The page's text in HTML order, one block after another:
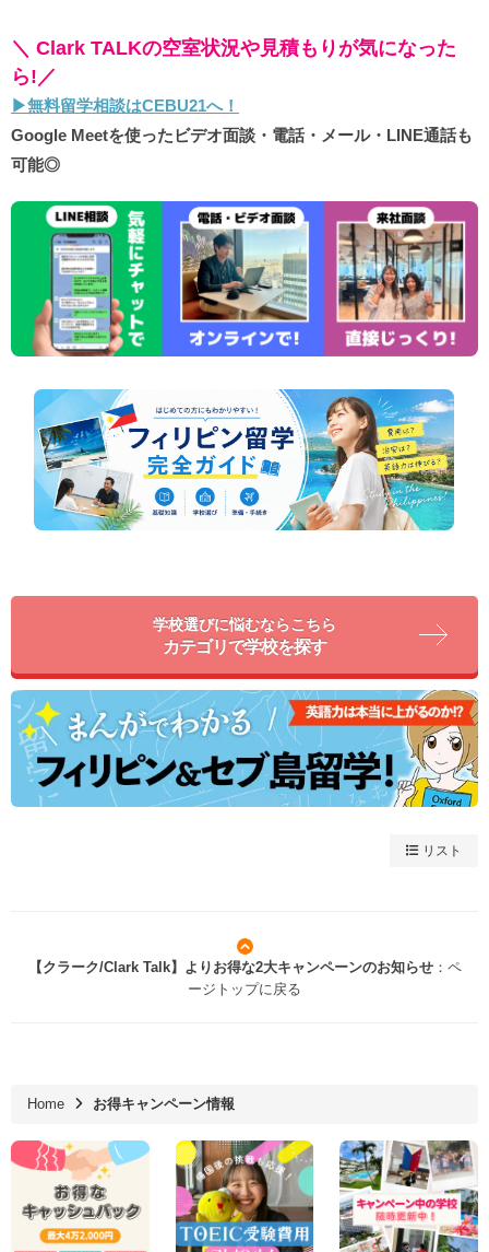
＼ Clark TALKの空室状況や見積もりが気になった
ら!／
▶︎無料留学相談はCEBU21へ！
Google Meetを使ったビデオ面談・電話・メール・LINE通話も
可能◎
学校選びに悩むならこちら
カテゴリで学校を探す
リスト
【クラーク/Clark Talk】よりお得な2大キャンペーンのお知らせ：ペ
ージトップに戻る
Home お得キャンペーン情報